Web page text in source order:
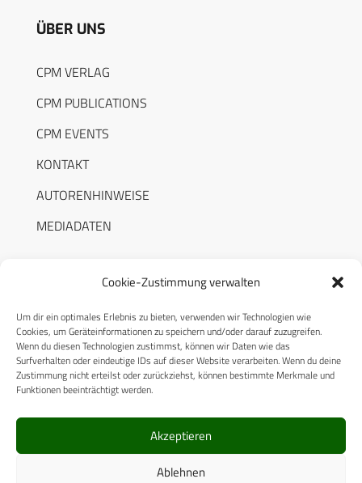
Cookie-Zustimmung verwalten
Um dir ein optimales Erlebnis zu bieten, verwenden wir Technologien wie
Cookies, um Geräteinformationen zu speichern und/oder darauf zuzugreifen.
Wenn du diesen Technologien zustimmst, können wir Daten wie das
Surfverhalten oder eindeutige IDs auf dieser Website verarbeiten. Wenn du deine
Zustimmung nicht erteilst oder zurückziehst, können bestimmte Merkmale und
Funktionen beeinträchtigt werden.
Akzeptieren
Ablehnen
ÜBER UNS
CPM VERLAG
CPM PUBLICATIONS
CPM EVENTS
KONTAKT
AUTORENHINWEISE
MEDIADATEN
RECHTLICHES
Datenschutzerklärung
Cookie-Richtlinie (EU)